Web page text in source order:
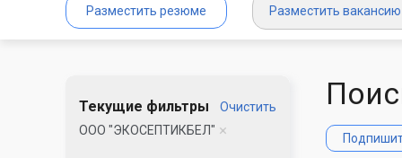
Разместить резюме Разместить вакансию
Текущие фильтры
Очистить
ООО "ЭКОСЕПТИКБЕЛ"